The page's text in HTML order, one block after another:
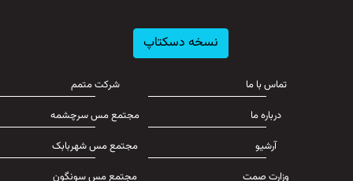
نسخه دسکتاپ
تماس با ما
درباره ما
آرشیو
وزارت صمت
شرکت متمم
مجتمع مس سرچشمه
مجتمع مس شهربابک
مجتمع مس سونگون